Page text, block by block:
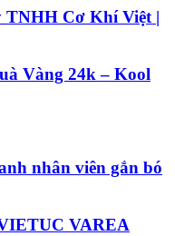
TNHH Cơ Khí Việt |
Vàng 24k – Kool
nhân viên gắn bó
VAREA